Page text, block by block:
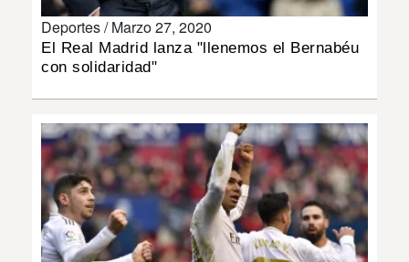
DEPORTES
INSÓLITAS
MULTIMEDIA
IMPRESO
Deportes /Marzo 27, 2020
El Real Madrid lanza "llenemos el Bernabéu
con solidaridad"